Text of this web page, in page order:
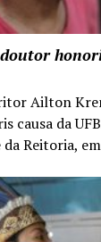
Ailton
causa da
Reitoria,